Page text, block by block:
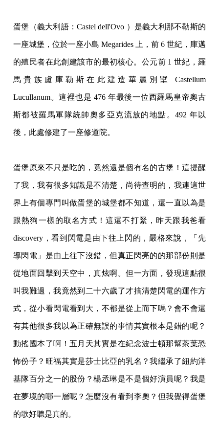
蛋堡（義大利語：Castel dell'Ovo ）是義大利那不勒斯的
一座城堡，位於一座小島 Megarides 上， 前 6 世紀，庫邁
的殖民者在此創建該市的最初核心。公元前 1 世紀，羅
馬貴族盧庫勒斯在 此建造華麗別墅 Castellum
Lucullanum。這裡也是 476 年最後一位西羅馬皇帝奧古
斯都被羅馬軍隊統帥奧多亞克流放的地點。492 年以
後，此處修建了一座修道院。
蛋堡原來不只是吃的，竟然還是個有名的古堡！這提醒
了我，我有很多知識是不清楚，尚待查明的，我連這世
界上有個專門叫做蛋堡的城堡都不知道，還一直以為是
跟熱狗一樣的取名方式！這還不打緊，昨天跟我爸看
discovery，看到閃電是由下往上閃的，嚴格來說，「先
導閃電」是由上往下沒錯，但真正閃亮的的那部份則是
從地面回擊到天空中，真炫啊。但一方面，發現這點很
叫我難過，我竟然到二十六歲了才搞清楚閃電的運作方
式，從小看閃電看到大，不都是從上而下嗎？會不會還
有其他很多我以為正確無誤的事情其實根本是錯的呢？
動搖國本了啊！五月天其實是在紀念波士頓那幫茶葉恐
怖份子？旺福其實是莎士比亞的乳名？我繼承了紐約洋
基隊百分之一的股份？楊丞琳是不是個好演員呢？我是
在夢境的哪一層呢？ 怎麼沒有看到李奧？但我覺得蛋堡
的歌好聽是真的。